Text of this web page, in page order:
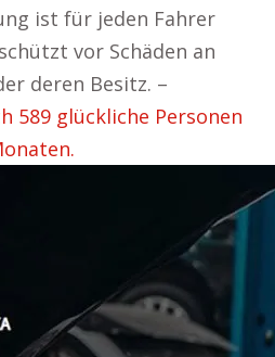
ist für jeden Fahrer
vor Schäden an
deren Besitz. –
589 glückliche Personen